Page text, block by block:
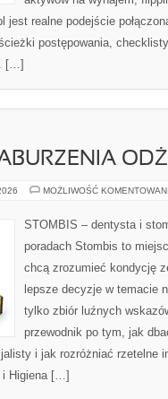
realne podejście
postępowania,
[…]
MOŻLIWOŚĆ
STOMBIS – dentysta i
poradach Stombis to
chcą zrozumieć kondycję
lepsze decyzje w temacie
tylko zbiór luźnych
przewodnik po tym, jak
i jak rozróżniać rzetelne
i Higiena […]